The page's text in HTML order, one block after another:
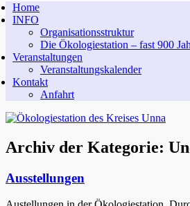
Home
INFO
Organisationsstruktur
Die Ökologiestation – fast 900
Veranstaltungen
Veranstaltungskalender
Kontakt
Anfahrt
Archiv der Kategorie:
Ausstellungen